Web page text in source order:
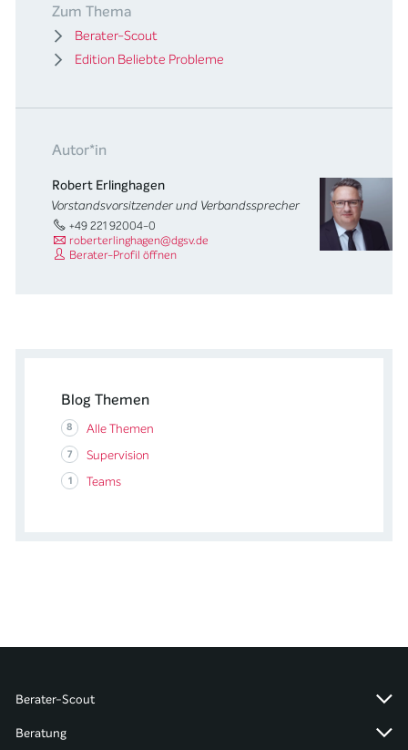
Zum Thema
Berater-Scout
Edition Beliebte Probleme
Autor*in
Robert Erlinghagen
Vorstandsvorsitzender und Verbandssprecher
+49 221 92004-0
roberterlinghagen@dgsv.de
Berater-Profil öffnen
Blog Themen
8 Alle Themen
7 Supervision
1 Teams
Berater-Scout
Beratung